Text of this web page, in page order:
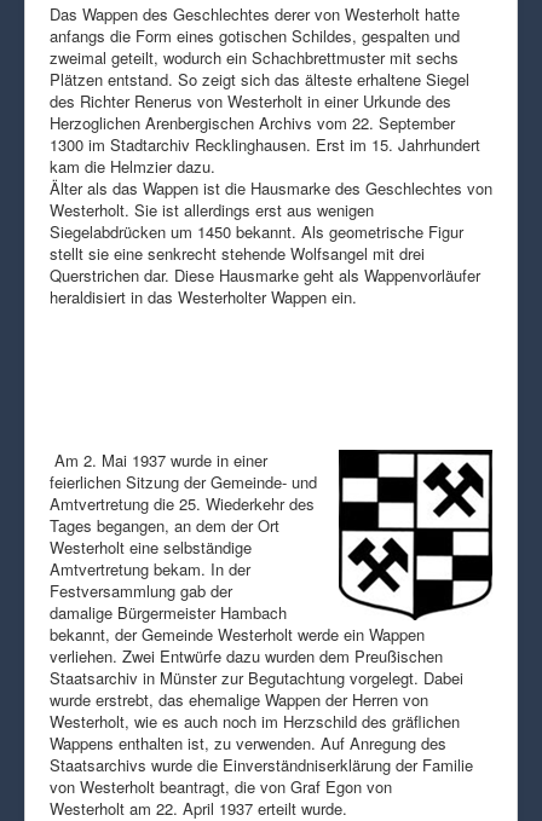
Das Wappen des Geschlechtes derer von Westerholt hatte
anfangs die Form eines gotischen Schildes, gespalten und
zweimal geteilt, wodurch ein Schachbrettmuster mit sechs
Plätzen entstand. So zeigt sich das älteste erhaltene Siegel
des Richter Renerus von Westerholt in einer Urkunde des
Herzoglichen Arenbergischen Archivs vom 22. September
1300 im Stadtarchiv Recklinghausen. Erst im 15. Jahrhundert
kam die Helmzier dazu.
Älter als das Wappen ist die Hausmarke des Geschlechtes von
Westerholt. Sie ist allerdings erst aus wenigen
Siegelabdrücken um 1450 bekannt. Als geometrische Figur
stellt sie eine senkrecht stehende Wolfsangel mit drei
Querstrichen dar. Diese Hausmarke geht als Wappenvorläufer
heraldisiert in das Westerholter Wappen ein.
Am 2. Mai 1937 wurde in einer
feierlichen Sitzung der Gemeinde- und
Amtvertretung die 25. Wiederkehr des
Tages begangen, an dem der Ort
Westerholt eine selbständige
Amtvertretung bekam. In der
Festversammlung gab der
damalige Bürgermeister Hambach
bekannt, der Gemeinde Westerholt werde ein Wappen
verliehen. Zwei Entwürfe dazu wurden dem Preußischen
Staatsarchiv in Münster zur Begutachtung vorgelegt. Dabei
wurde erstrebt, das ehemalige Wappen der Herren von
Westerholt, wie es auch noch im Herzschild des gräflichen
Wappens enthalten ist, zu verwenden. Auf Anregung des
Staatsarchivs wurde die Einverständniserklärung der Familie
von Westerholt beantragt, die von Graf Egon von
Westerholt am 22. April 1937 erteilt wurde.